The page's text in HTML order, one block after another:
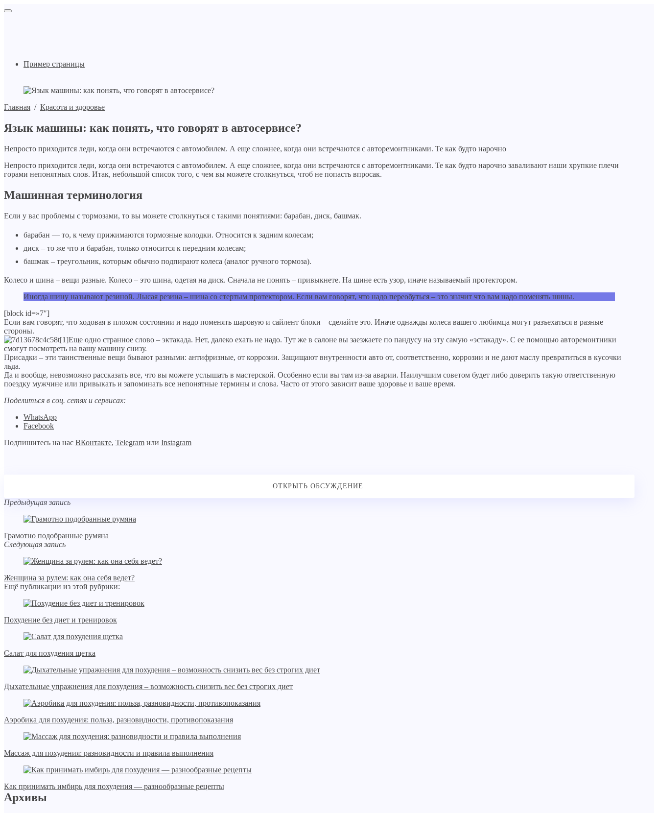
Пример страницы
Главная / Красота и здоровье
Язык машины: как понять, что говорят в автосервисе?
Непросто приходится леди, когда они встречаются с автомобилем. А еще сложнее, когда они встречаются с авторемонтниками. Те как будто нарочно
Непросто приходится леди, когда они встречаются с автомобилем. А еще сложнее, когда они встречаются с авторемонтниками. Те как будто нарочно заваливают наши хрупкие плечи
горами непонятных слов. Итак, небольшой список того, с чем вы можете столкнуться, чтоб не попасть впросак.
Машинная терминология
Если у вас проблемы с тормозами, то вы можете столкнуться с такими понятиями: барабан, диск, башмак.
барабан — то, к чему прижимаются тормозные колодки. Относится к задним колесам;
диск – то же что и барабан, только относится к передним колесам;
башмак – треугольник, которым обычно подпирают колеса (аналог ручного тормоза).
Колесо и шина – вещи разные. Колесо – это шина, одетая на диск. Сначала не понять – привыкнете. На шине есть узор, иначе называемый протектором.
Иногда шину называют резиной. Лысая резина – шина со стертым протектором. Если вам говорят, что надо переобуться – это значит что вам надо поменять шины.
[block id=»7″]
Если вам говорят, что ходовая в плохом состоянии и надо поменять шаровую и сайлент блоки – сделайте это. Иначе однажды колеса вашего любимца могут разъехаться в разные
стороны.
Еще одно странное слово – эктакада. Нет, далеко ехать не надо. Тут же в салоне вы заезжаете по пандусу на эту самую «эстакаду». С ее помощью авторемонтники
смогут посмотреть на вашу машину снизу.
Присадки – эти таинственные вещи бывают разными: антифризные, от коррозии. Защищают внутренности авто от, соответственно, коррозии и не дают маслу превратиться в кусочки
льда.
Да и вообще, невозможно рассказать все, что вы можете услышать в мастерской. Особенно если вы там из-за аварии. Наилучшим советом будет либо доверить такую ответственную
поездку мужчине или привыкать и запоминать все непонятные термины и слова. Часто от этого зависит ваше здоровье и ваше время.
Поделиться в соц. сетях и сервисах:
WhatsApp
Facebook
Подпишитесь на нас ВКонтакте, Telegram или Instagram
Предыдущая запись
Грамотно подобранные румяна
Следующая запись
Женщина за рулем: как она себя ведет?
Ещё публикации из этой рубрики:
Похудение без диет и тренировок
Салат для похудения щетка
Дыхательные упражнения для похудения – возможность снизить вес без строгих диет
Аэробика для похудения: польза, разновидности, противопоказания
Массаж для похудения: разновидности и правила выполнения
Как принимать имбирь для похудения — разнообразные рецепты
Архивы